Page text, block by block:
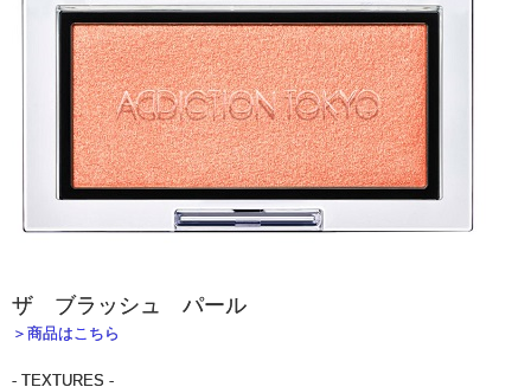
ザ ブラッシュ パール
＞商品はこちら
- TEXTURES -